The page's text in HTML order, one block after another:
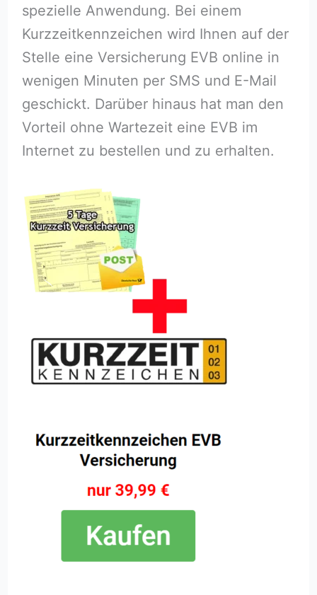
spezielle Anwendung. Bei einem
Kurzzeitkennzeichen wird Ihnen auf der
Stelle eine Versicherung EVB online in
wenigen Minuten per SMS und E-Mail
geschickt. Darüber hinaus hat man den
Vorteil ohne Wartezeit eine EVB im
Internet zu bestellen und zu erhalten.